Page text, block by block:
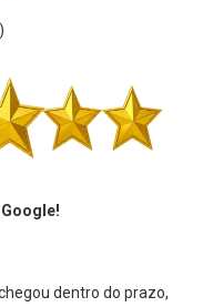
dentro do prazo,